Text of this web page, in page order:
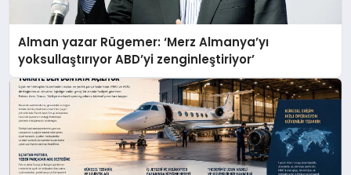
Alman yazar Rügemer: ‘Merz Almanya’yı
yoksullaştırıyor ABD’yi zenginleştiriyor’